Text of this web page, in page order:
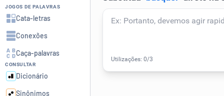
Corrigir Texto
Detector de IA
Humanizador de IA
JOGOS DE PALAVRAS
Cata-letras
Conexões
Caça-palavras
CONSULTAR
Dicionário
Sinônimos